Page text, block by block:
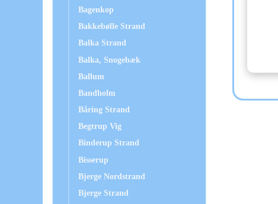
Bagenkop
Bakkebølle Strand
Balka Strand
Balka, Snogebæk
Ballum
Bandholm
Båring Strand
Begtrup Vig
Binderup Strand
Bisserup
Bjerge Nordstrand
Bjerge Strand